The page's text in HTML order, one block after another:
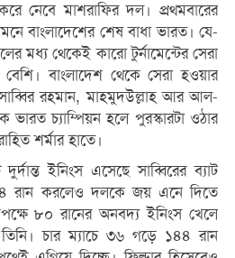
নেবে মাশরাফির দল। প্রথমবারের
বাংলাদেশের শেষ বাধা ভারত। যে-
মধ্য থেকেই কারো টুর্নামেন্টের সেরা
বাংলাদেশ থেকে সেরা হওয়ার
রহমান, মাহমুদউল্লাহ আর আল-
চ্যাম্পিয়ন হলে পুরস্কারটা ওঠার
শর্মার হাতে।
ইনিংস এসেছে সাব্বিরের ব্যাট
রান করলেও দলকে জয় এনে দিতে
৮০ রানের অনবদ্য ইনিংস খেলে
চার ম্যাচে ৩৬ গড়ে ১৪৪ রান